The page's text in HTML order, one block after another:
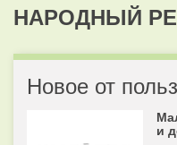
НАРОДНЫЙ
Новое от
и